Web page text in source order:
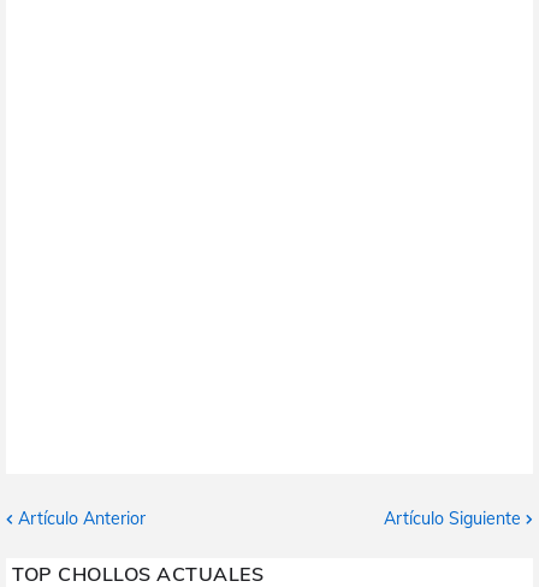
Artículo Anterior Artículo Siguiente
TOP CHOLLOS ACTUALES